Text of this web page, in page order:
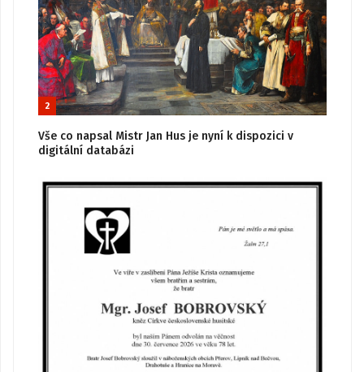
2
Vše co napsal Mistr Jan Hus je nyní k dispozici v
digitální databázi